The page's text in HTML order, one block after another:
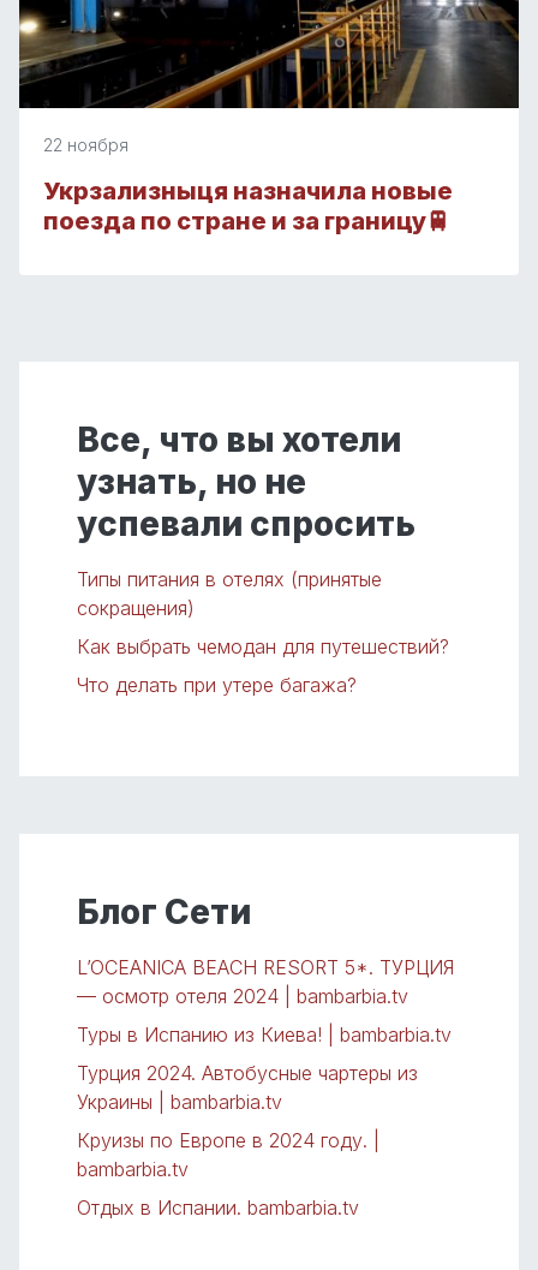
22 ноября
Укрзализныця назначила новые
поезда по стране и за границу🚆
Все, что вы хотели
узнать, но не
успевали спросить
Типы питания в отелях (принятые
сокращения)
Как выбрать чемодан для путешествий?
Что делать при утере багажа?
Блог Сети
L’OCEANICA BEACH RESORT 5*. ТУРЦИЯ
— осмотр отеля 2024 | bambarbia.tv
Туры в Испанию из Киева! | bambarbia.tv
Турция 2024. Автобусные чартеры из
Украины | bambarbia.tv
Круизы по Европе в 2024 году. |
bambarbia.tv
Отдых в Испании. bambarbia.tv